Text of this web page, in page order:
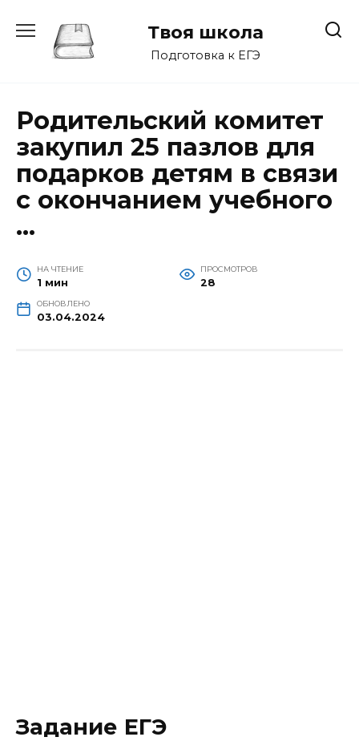
содержанию
Твоя школа
Подготовка к ЕГЭ
Родительский комитет
закупил 25 пазлов для
подарков детям в связи
с окончанием учебного
…
НА ЧТЕНИЕ
1 мин
ПРОСМОТРОВ
28
ОБНОВЛЕНО
03.04.2024
Задание ЕГЭ